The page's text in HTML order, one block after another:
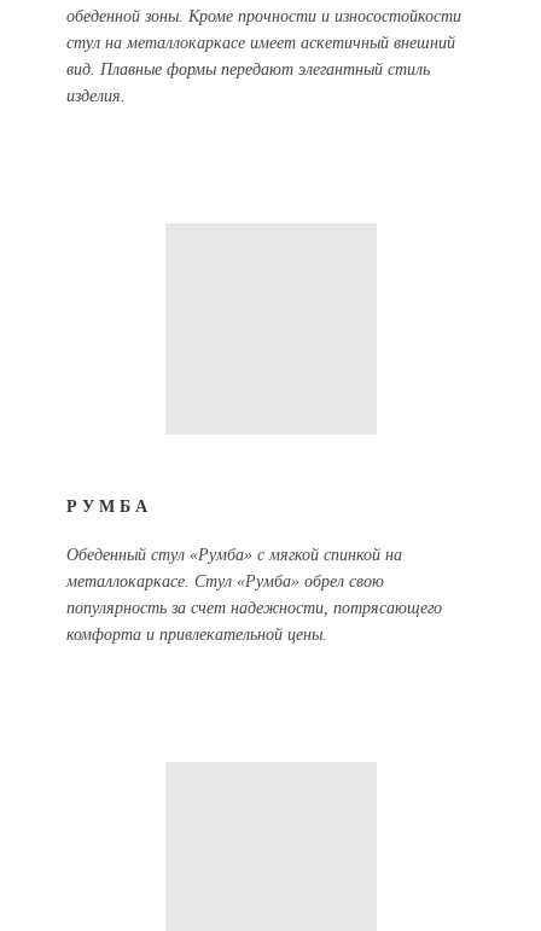
обеденной зоны. Кроме прочности и износостойкости
стул на металлокаркасе имеет аскетичный внешний
вид. Плавные формы передают элегантный стиль
изделия.
РУМБА
Обеденный стул «Румба» с мягкой спинкой на
металлокаркасе. Стул «Румба» обрел свою
популярность за счет надежности, потрясающего
комфорта и привлекательной цены.